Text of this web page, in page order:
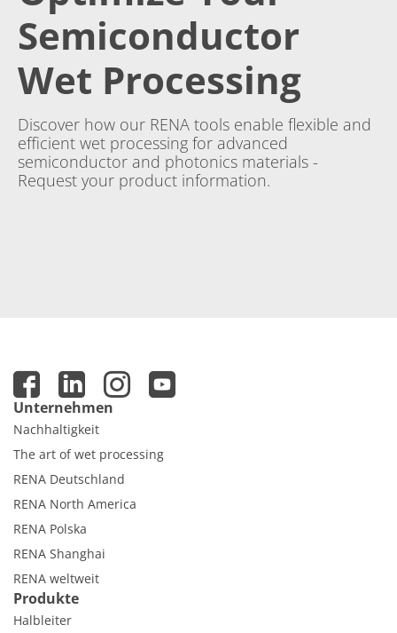
Semiconductor
Wet Processing
Discover how our RENA tools enable flexible and
efficient wet processing for advanced
semiconductor and photonics materials -
Request your product information.
Unternehmen
Nachhaltigkeit
The art of wet processing
RENA Deutschland
RENA North America
RENA Polska
RENA Shanghai
RENA weltweit
Produkte
Halbleiter